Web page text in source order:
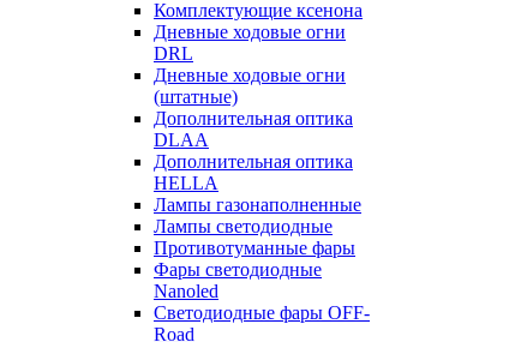
Комплектующие ксенона
Дневные ходовые огни
DRL
Дневные ходовые огни
(штатные)
Дополнительная оптика
DLAA
Дополнительная оптика
HELLA
Лампы газонаполненные
Лампы светодиодные
Противотуманные фары
Фары светодиодные
Nanoled
Светодиодные фары OFF-
Road